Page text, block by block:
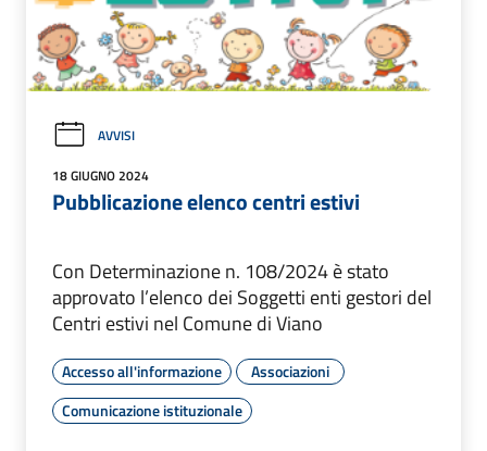
AVVISI
18 GIUGNO 2024
Pubblicazione elenco centri estivi
Con Determinazione n. 108/2024 è stato
approvato l’elenco dei Soggetti enti gestori del
Centri estivi nel Comune di Viano
Accesso all'informazione
Associazioni
Comunicazione istituzionale